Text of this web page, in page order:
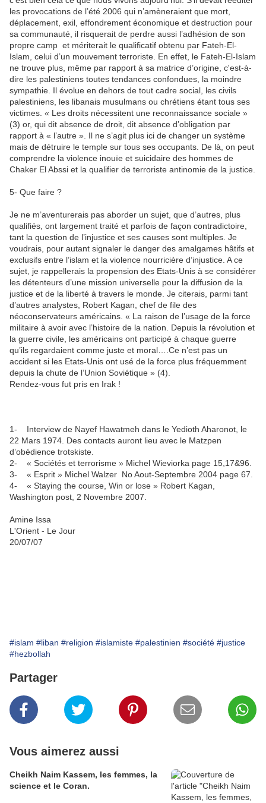
les provocations de l’été 2006 qui n’amèneraient que mort,
déplacement, exil, effondrement économique et destruction pour
sa communauté, il risquerait de perdre aussi l’adhésion de son
propre camp et mériterait le qualificatif obtenu par Fateh-El-
Islam, celui d’un mouvement terroriste. En effet, le Fateh-El-Islam
ne trouve plus, même par rapport à sa matrice d’origine, c'est-à-
dire les palestiniens toutes tendances confondues, la moindre
sympathie. Il évolue en dehors de tout cadre social, les civils
palestiniens, les libanais musulmans ou chrétiens étant tous ses
victimes. « Les droits nécessitent une reconnaissance sociale »
(3) or, qui dit absence de droit, dit absence d’obligation par
rapport à « l’autre ». Il ne s’agit plus ici de changer un système
mais de détruire le temple sur tous ses occupants. De là, on peut
comprendre la violence inouïe et suicidaire des hommes de
Chaker El Abssi et la qualifier de terroriste antinomie de la justice.
5- Que faire ?
Je ne m’aventurerais pas aborder un sujet, que d’autres, plus
qualifiés, ont largement traité et parfois de façon contradictoire,
tant la question de l’injustice et ses causes sont multiples. Je
voudrais, pour autant signaler le danger des amalgames hâtifs et
exclusifs entre l’islam et la violence nourricière d’injustice. A ce
sujet, je rappellerais la propension des Etats-Unis à se considérer
les détenteurs d’une mission universelle pour la diffusion de la
justice et de la liberté à travers le monde. Je citerais, parmi tant
d’autres analystes, Robert Kagan, chef de file des
néoconservateurs américains. « La raison de l’usage de la force
militaire à avoir avec l’histoire de la nation. Depuis la révolution et
la guerre civile, les américains ont participé à chaque guerre
qu’ils regardaient comme juste et moral….Ce n’est pas un
accident si les Etats-Unis ont usé de la force plus fréquemment
depuis la chute de l’Union Soviétique » (4).
Rendez-vous fut pris en Irak !
1- Interview de Nayef Hawatmeh dans le Yedioth Aharonot, le
22 Mars 1974. Des contacts auront lieu avec le Matzpen
d’obédience trotskiste.
2- « Sociétés et terrorisme » Michel Wieviorka page 15,17&96.
3- « Esprit » Michel Walzer No Aout-Septembre 2004 page 67.
4- « Staying the course, Win or lose » Robert Kagan,
Washington post, 2 Novembre 2007.
Amine Issa
L'Orient - Le Jour
20/07/07
#islam #liban #religion #islamiste #palestinien #société #justice
#hezbollah
Partager
Vous aimerez aussi
Cheikh Naim Kassem, les femmes, la
science et le Coran.